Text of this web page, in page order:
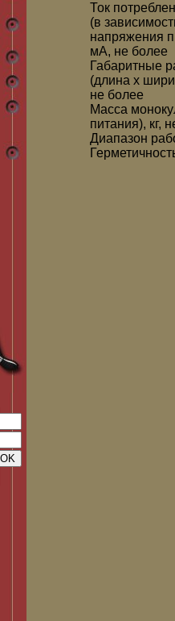
Ток
(в
напряжения
мА, не более
Габаритные
(длина x
не более
Масса
питания), кг,
Диапазон